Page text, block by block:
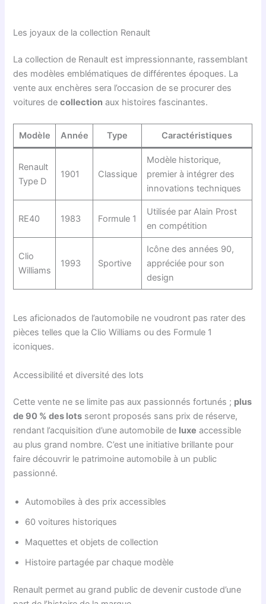
Les joyaux de la collection Renault
La collection de Renault est impressionnante, rassemblant
des modèles emblématiques de différentes époques. La
vente aux enchères sera l’occasion de se procurer des
voitures decollection aux histoires fascinantes.
Modèle Année Type Caractéristiques
Renault
Type D
1901 Classique
Modèle historique,
premier à intégrer des
innovations techniques
RE40 1983 Formule 1
Utilisée par Alain Prost
en compétition
Clio
Williams
1993 Sportive
Icône des années 90,
appréciée pour son
design
Les aficionados de l’automobile ne voudront pas rater des
pièces telles que la Clio Williams ou des Formule 1
iconiques.
Accessibilité et diversité des lots
Cette vente ne se limite pas aux passionnés fortunés ; plus
de 90 % des lots seront proposés sans prix de réserve,
rendant l’acquisition d’une automobile de luxe accessible
au plus grand nombre. C’est une initiative brillante pour
faire découvrir le patrimoine automobile à un public
passionné.
Automobiles à des prix accessibles
60 voitures historiques
Maquettes et objets de collection
Histoire partagée par chaque modèle
Renault permet au grand public de devenir custode d’une